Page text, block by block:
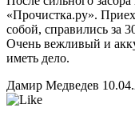
«Прочистка.ру».
собой, справились за
Очень вежливый и
иметь дело.
Дамир Медведев